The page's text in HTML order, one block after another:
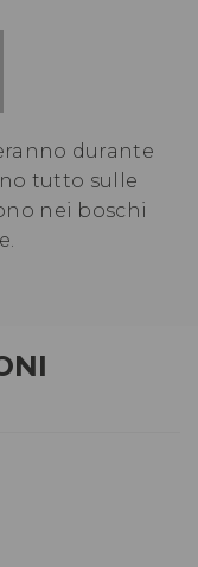
durante
tutto sulle
nei boschi